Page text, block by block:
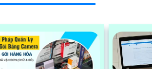
quét linh hoạt cùng chuẩn